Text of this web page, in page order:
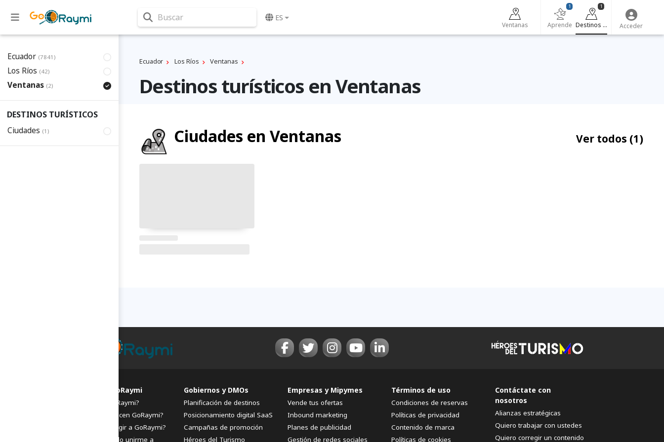
Buscar ES
Ventanas Aprende
1
Destinos turísticos
1
Acceder
Ecuador (7841)
Los Ríos (42)
Ventanas (2)
DESTINOS TURÍSTICOS
Ciudades (1)
Ecuador Los Ríos Ventanas
Destinos turísticos en Ventanas
Ciudades en Ventanas Ver todos (1)
FAQs de GoRaymi
¿Qué es GoRaymi?
¿Quiénes hacen GoRaymi?
¿Por qué elegir a GoRaymi?
¿Cómo puedo unirme a
Gobiernos y DMOs
Planificación de destinos
Posicionamiento digital SaaS
Campañas de promoción
Héroes del Turismo
Empresas y Mipymes
Vende tus ofertas
Inbound marketing
Planes de publicidad
Gestión de redes sociales
Términos de uso
Condiciones de reservas
Políticas de privacidad
Contenido de marca
Políticas de cookies
Contáctate con
nosotros
Alianzas estratégicas
Quiero trabajar con ustedes
Quiero corregir un contenido